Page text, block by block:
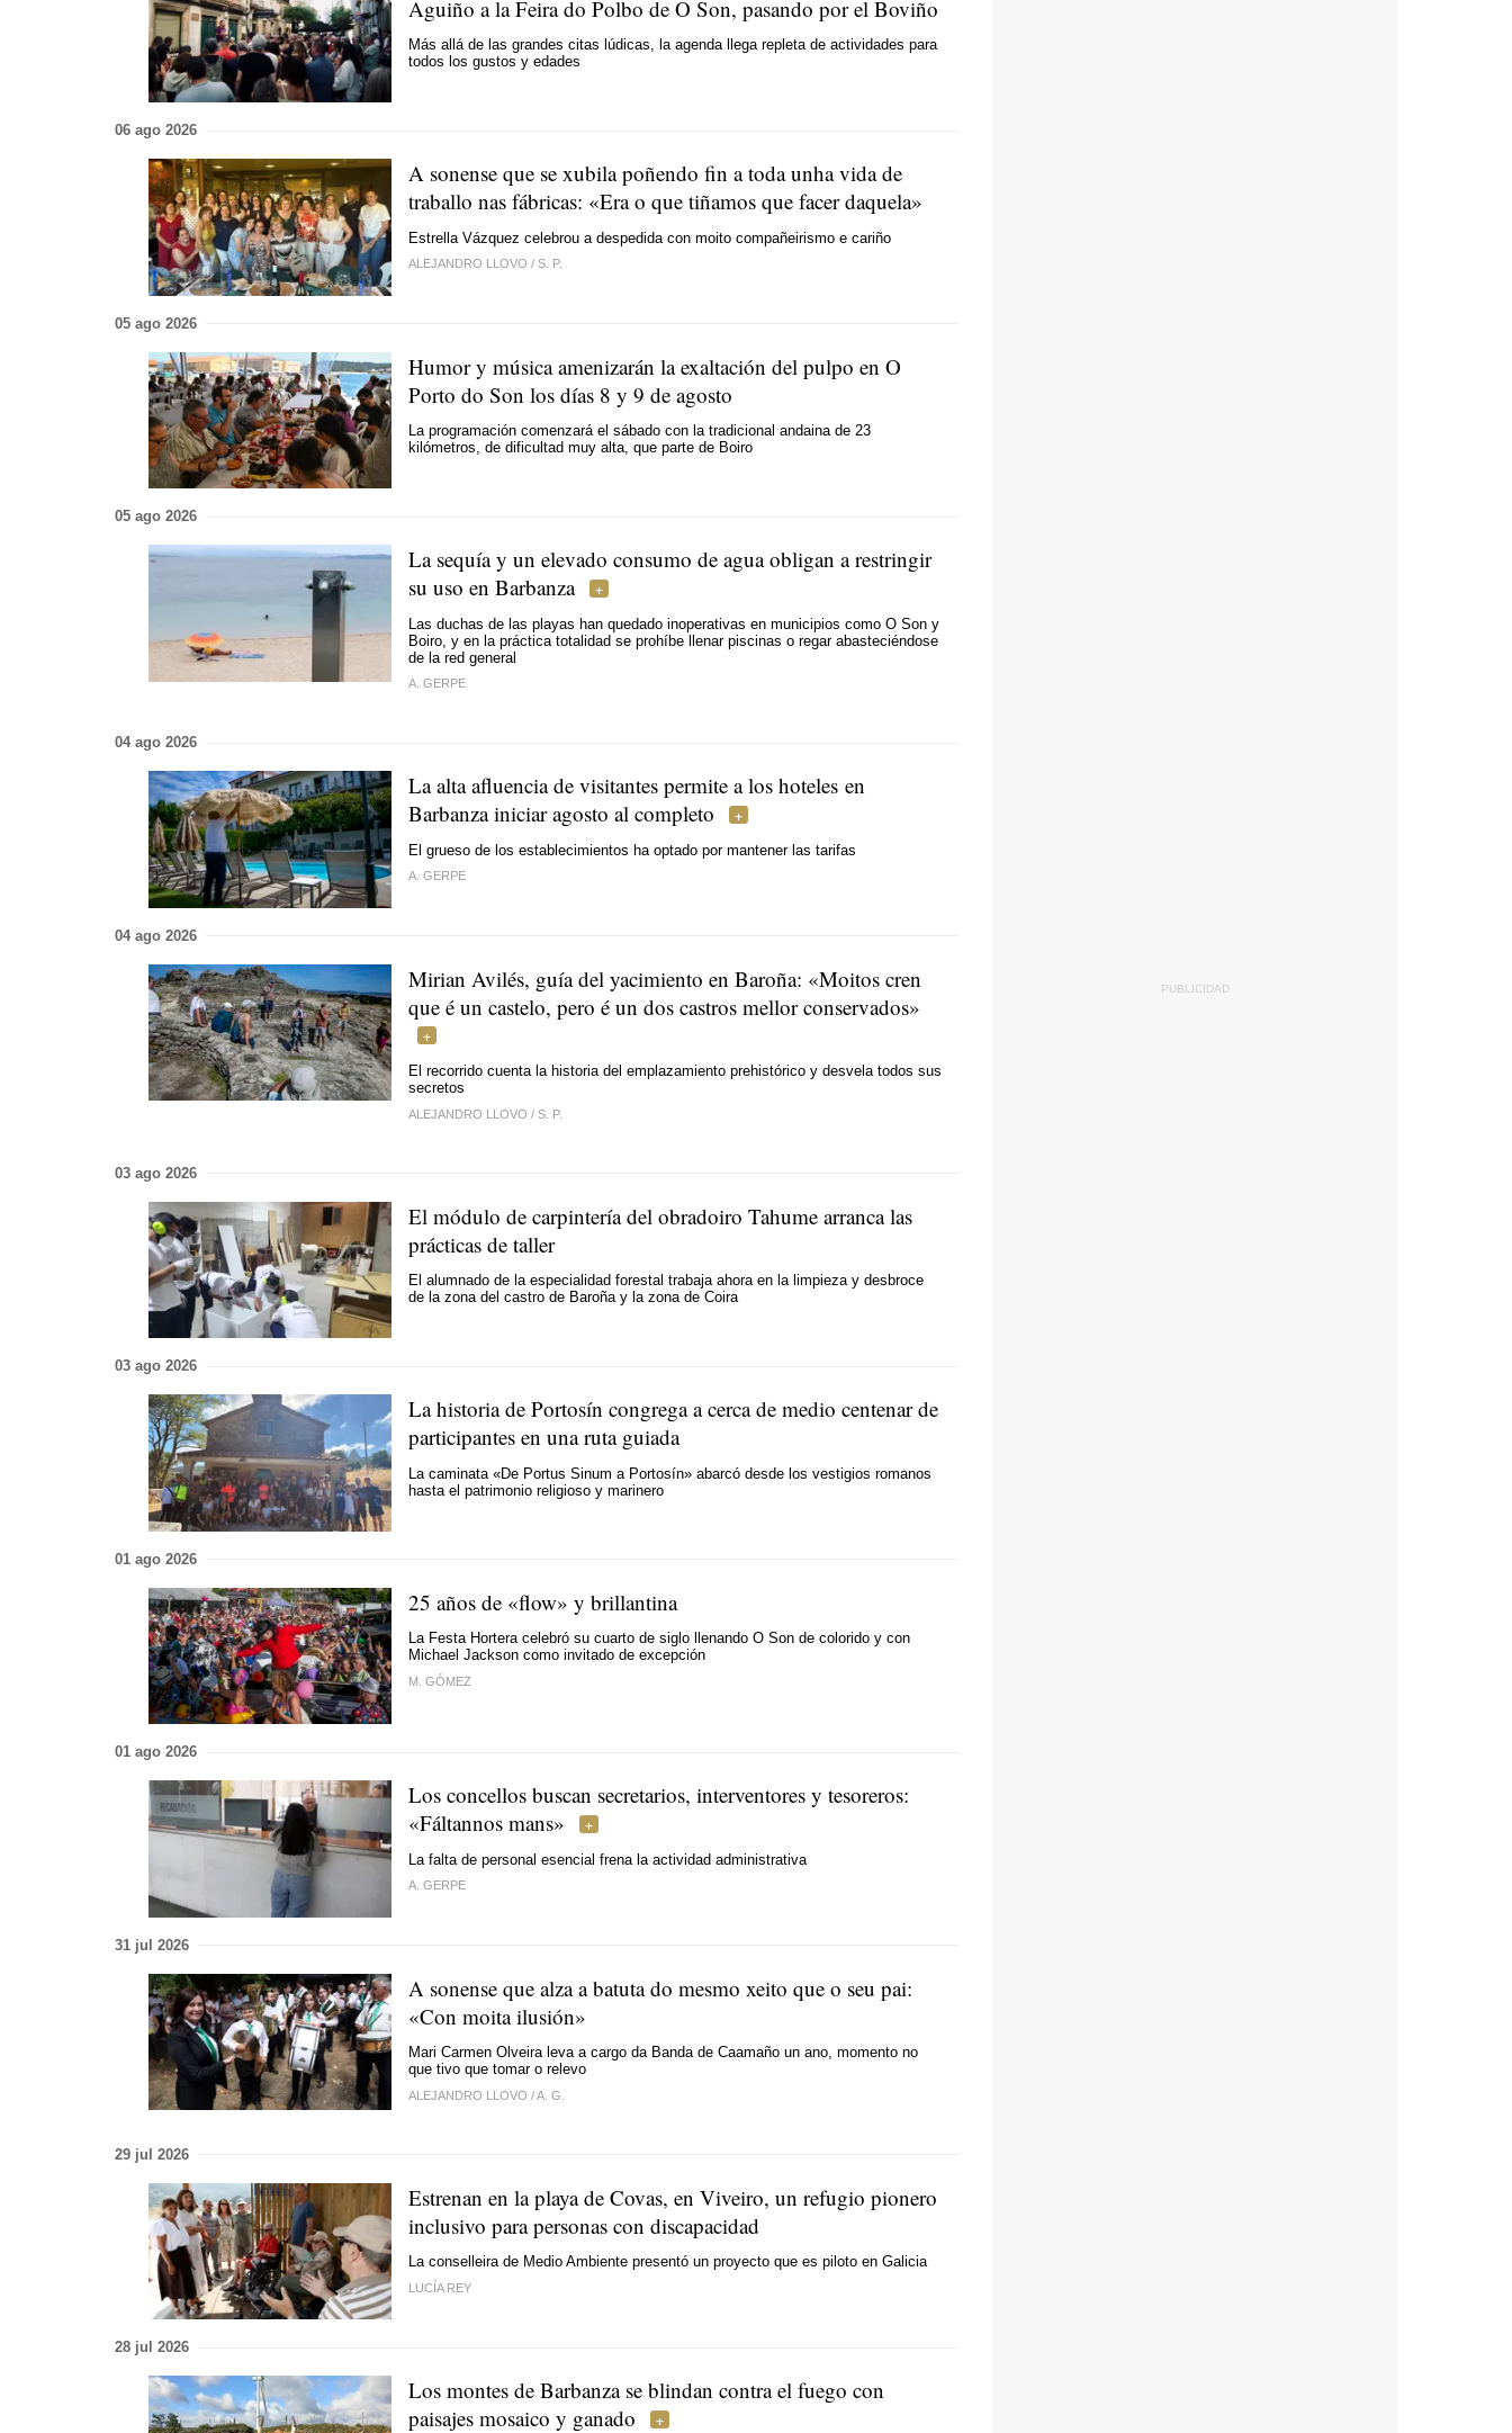
Aguiño a la Feira do Polbo de O Son, pasando por el Boviño
Más allá de las grandes citas lúdicas, la agenda llega repleta de actividades para
todos los gustos y edades
06 ago 2026
A sonense que se xubila poñendo fin a toda unha vida de
traballo nas fábricas: «Era o que tiñamos que facer daquela»
Estrella Vázquez celebrou a despedida con moito compañeirismo e cariño
ALEJANDRO LLOVO / S. P.
05 ago 2026
Humor y música amenizarán la exaltación del pulpo en O
Porto do Son los días 8 y 9 de agosto
La programación comenzará el sábado con la tradicional andaina de 23
kilómetros, de dificultad muy alta, que parte de Boiro
05 ago 2026
La sequía y un elevado consumo de agua obligan a restringir
su uso en Barbanza
Las duchas de las playas han quedado inoperativas en municipios como O Son y
Boiro, y en la práctica totalidad se prohíbe llenar piscinas o regar abasteciéndose
de la red general
A. GERPE
04 ago 2026
La alta afluencia de visitantes permite a los hoteles en
Barbanza iniciar agosto al completo
El grueso de los establecimientos ha optado por mantener las tarifas
A. GERPE
04 ago 2026
Mirian Avilés, guía del yacimiento en Baroña: «Moitos cren
que é un castelo, pero é un dos castros mellor conservados»
El recorrido cuenta la historia del emplazamiento prehistórico y desvela todos sus
secretos
ALEJANDRO LLOVO / S. P.
03 ago 2026
El módulo de carpintería del obradoiro Tahume arranca las
prácticas de taller
El alumnado de la especialidad forestal trabaja ahora en la limpieza y desbroce
de la zona del castro de Baroña y la zona de Coira
03 ago 2026
La historia de Portosín congrega a cerca de medio centenar de
participantes en una ruta guiada
La caminata «De Portus Sinum a Portosín» abarcó desde los vestigios romanos
hasta el patrimonio religioso y marinero
01 ago 2026
25 años de «flow» y brillantina
La Festa Hortera celebró su cuarto de siglo llenando O Son de colorido y con
Michael Jackson como invitado de excepción
M. GÓMEZ
01 ago 2026
Los concellos buscan secretarios, interventores y tesoreros:
«Fáltannos mans»
La falta de personal esencial frena la actividad administrativa
A. GERPE
31 jul 2026
A sonense que alza a batuta do mesmo xeito que o seu pai:
«Con moita ilusión»
Mari Carmen Olveira leva a cargo da Banda de Caamaño un ano, momento no
que tivo que tomar o relevo
ALEJANDRO LLOVO /A. G.
29 jul 2026
Estrenan en la playa de Covas, en Viveiro, un refugio pionero
inclusivo para personas con discapacidad
La conselleira de Medio Ambiente presentó un proyecto que es piloto en Galicia
LUCÍA REY
28 jul 2026
Los montes de Barbanza se blindan contra el fuego con
paisajes mosaico y ganado